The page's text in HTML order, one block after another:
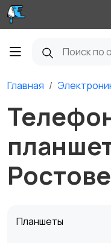
Главная
Планшеты